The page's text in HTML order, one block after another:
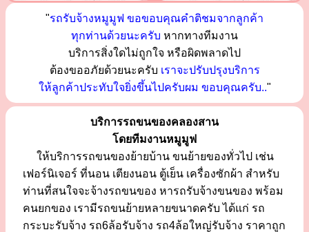
"รถรับจ้างหมูมูฟ ขอขอบคุณคำติชมจากลูกค้า
ทุกท่านด้วยนะครับ หากทางทีมงาน
บริการสิ่งใดไม่ถูกใจ หรือผิดพลาดไป
ต้องขออภัยด้วยนะครับ เราจะปรับปรุงบริการ
ให้ลูกค้าประทับใจยิ่งขึ้นไปครับผม ขอบคุณครับ.."
บริการรถขนของคลองสาน
โดยทีมงานหมูมูฟ
ให้บริการรถขนของย้ายบ้าน ขนย้ายของทั่วไป เช่น
เฟอร์นิเจอร์ ที่นอน เตียงนอน ตู้เย็น เครื่องซักผ้า สำหรับ
ท่านที่สนใจจะจ้างรถขนของ หารถรับจ้างขนของ พร้อม
คนยกของ เรามีรถขนย้ายหลายขนาดครับ ได้แก่ รถ
กระบะรับจ้าง รถ6ล้อรับจ้าง รถ4ล้อใหญ่รับจ้าง ราคาถูก